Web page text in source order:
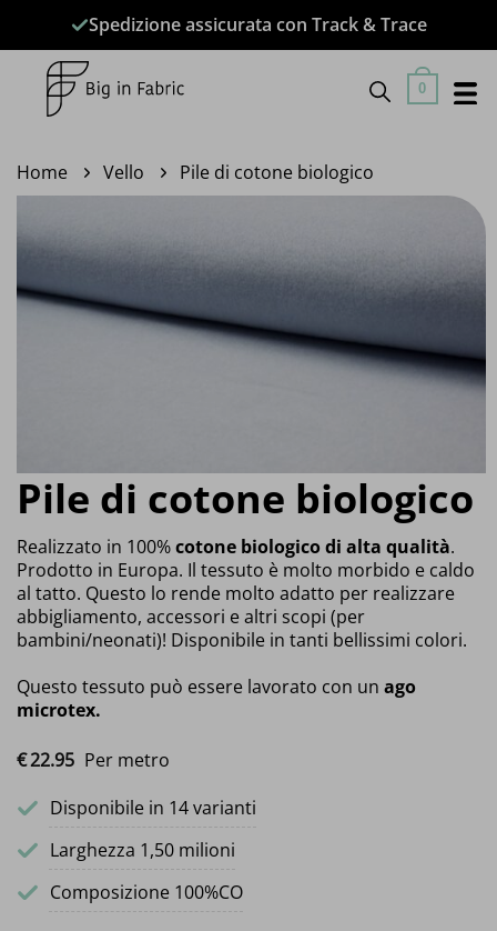
contenuti
Spedizione assicurata con Track & Trace
0
Home Vello Pile di cotone biologico
Pile di cotone biologico
Realizzato in 100%cotone biologico di alta qualità.
Prodotto in Europa. Il tessuto è molto morbido e caldo
al tatto. Questo lo rende molto adatto per realizzare
abbigliamento, accessori e altri scopi (per
bambini/neonati)! Disponibile in tanti bellissimi colori.
Questo tessuto può essere lavorato con un ago
microtex.
€22.95 Per metro
Disponibile in 14 varianti
Larghezza 1,50 milioni
Composizione 100%CO